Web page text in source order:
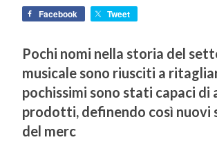
Facebook Tweet
Pochi nomi nella storia del
musicale sono riusciti a
pochissimi sono stati capaci
prodotti, definendo così nuovi
del merc